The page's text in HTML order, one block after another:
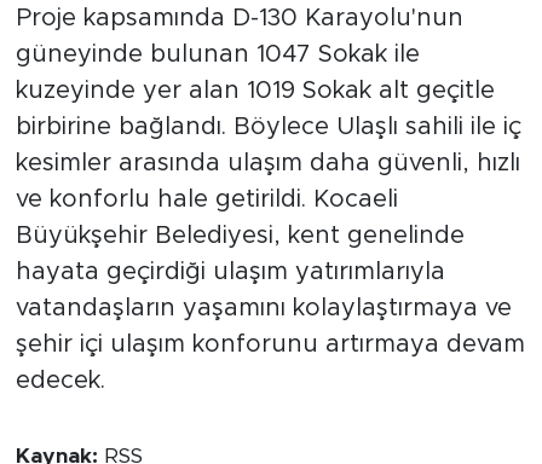
Proje kapsamında D-130 Karayolu'nun
güneyinde bulunan 1047 Sokak ile
kuzeyinde yer alan 1019 Sokak alt geçitle
birbirine bağlandı. Böylece Ulaşlı sahili ile iç
kesimler arasında ulaşım daha güvenli, hızlı
ve konforlu hale getirildi. Kocaeli
Büyükşehir Belediyesi, kent genelinde
hayata geçirdiği ulaşım yatırımlarıyla
vatandaşların yaşamını kolaylaştırmaya ve
şehir içi ulaşım konforunu artırmaya devam
edecek.
Kaynak: RSS